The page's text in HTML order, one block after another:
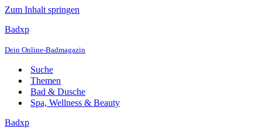
Zum Inhalt springen
Badxp
Dein Online-Badmagazin
Suche
Themen
Bad & Dusche
Spa, Wellness & Beauty
Badxp